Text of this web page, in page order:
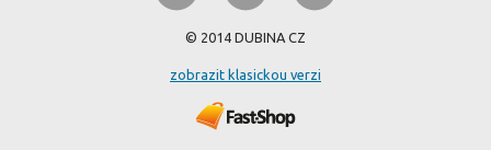
© 2014 DUBINA CZ
zobrazit klasickou verzi